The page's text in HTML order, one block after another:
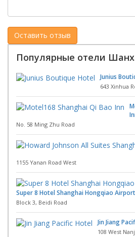
Популярные отели
Junius
643 Xinhua
No. 58 Ming Zhu Road
1155 Yanan Road West
Super 8 Hotel Shanghai Hongqiao
Block 3, Beidi Road
Jin Jiang
108 West